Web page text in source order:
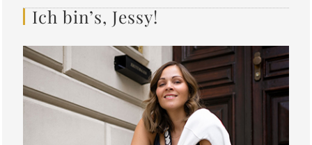
Ich bin’s, Jessy!